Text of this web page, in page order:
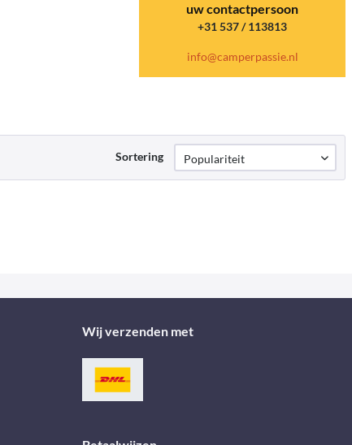
uw contactpersoon
+31 537 / 113813
info@camperpassie.nl
Sortering
Wij verzenden met